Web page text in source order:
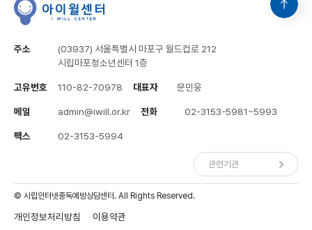
주소
(03937) 서울특별시 마포구 월드컵로 212
시립마포청소년센터 1층
고유번호 110-82-70978 대표자 문민웅
메일 admin@iwill.or.kr 전화 02-3153-5981~5993
팩스 02-3153-5994
© 시립인터넷중독예방상담센터. All Rights Reserved.
개인정보처리방침 이용약관